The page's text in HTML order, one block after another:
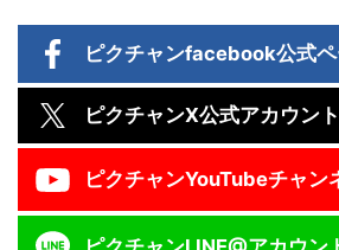
ピクチャンfacebook公式
ピクチャンX公式アカウント
ピクチャンYouTubeチャン